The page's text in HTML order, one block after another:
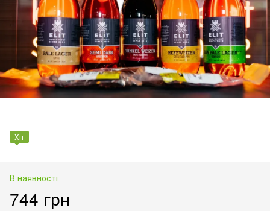
Хіт
В наявності
744 грн